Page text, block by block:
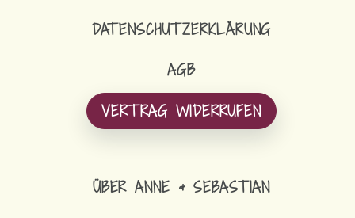
DATENSCHUTZERKLÄRUNG
AGB
VERTRAG WIDERRUFEN
ÜBER ANNE & SEBASTIAN